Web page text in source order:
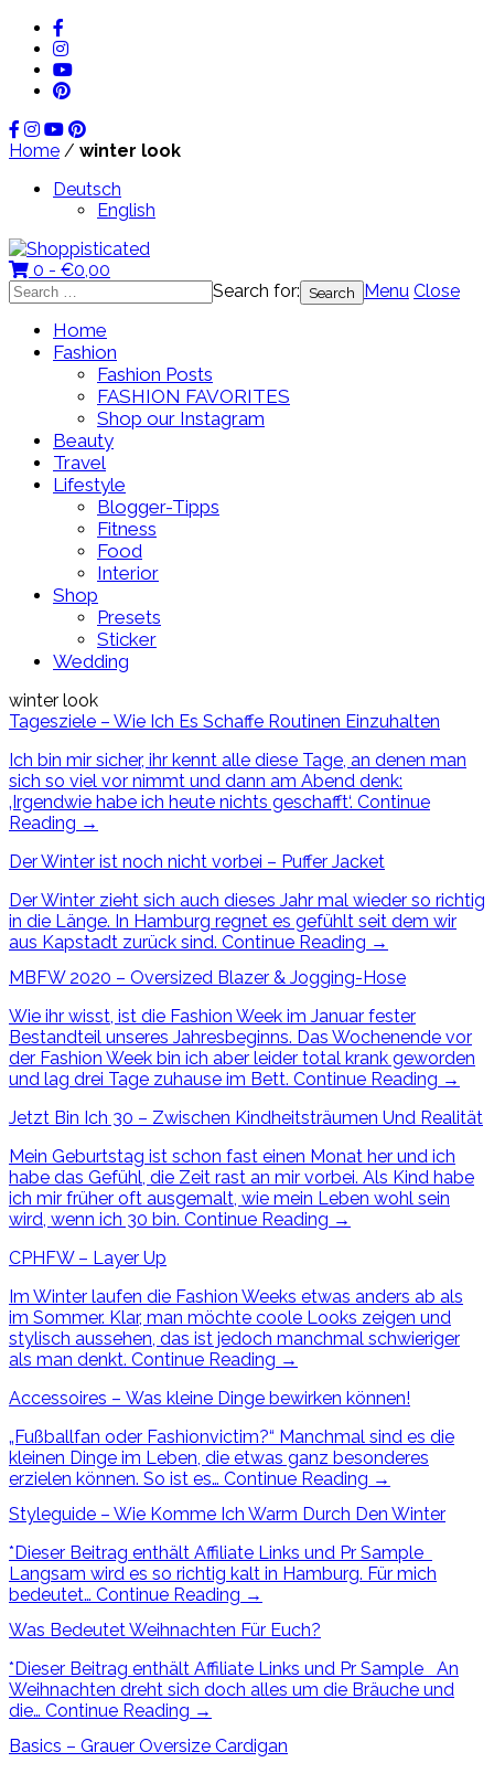
Home / winter look
Deutsch
English
0 - €0,00
Search for:
Menu Close
Home
Fashion
Fashion Posts
FASHION FAVORITES
Shop our Instagram
Beauty
Travel
Lifestyle
Blogger-Tipps
Fitness
Food
Interior
Shop
Presets
Sticker
Wedding
winter look
Tagesziele – Wie Ich Es Schaffe Routinen Einzuhalten
Ich bin mir sicher, ihr kennt alle diese Tage, an denen man
sich so viel vor nimmt und dann am Abend denk:
‚Irgendwie habe ich heute nichts geschafft‘. Continue
Reading →
Der Winter ist noch nicht vorbei – Puffer Jacket
Der Winter zieht sich auch dieses Jahr mal wieder so richtig
in die Länge. In Hamburg regnet es gefühlt seit dem wir
aus Kapstadt zurück sind. Continue Reading →
MBFW 2020 – Oversized Blazer & Jogging-Hose
Wie ihr wisst, ist die Fashion Week im Januar fester
Bestandteil unseres Jahresbeginns. Das Wochenende vor
der Fashion Week bin ich aber leider total krank geworden
und lag drei Tage zuhause im Bett. Continue Reading →
Jetzt Bin Ich 30 – Zwischen Kindheitsträumen Und Realität
Mein Geburtstag ist schon fast einen Monat her und ich
habe das Gefühl, die Zeit rast an mir vorbei. Als Kind habe
ich mir früher oft ausgemalt, wie mein Leben wohl sein
wird, wenn ich 30 bin. Continue Reading →
CPHFW – Layer Up
Im Winter laufen die Fashion Weeks etwas anders ab als
im Sommer. Klar, man möchte coole Looks zeigen und
stylisch aussehen, das ist jedoch manchmal schwieriger
als man denkt. Continue Reading →
Accessoires – Was kleine Dinge bewirken können!
„Fußballfan oder Fashionvictim?“ Manchmal sind es die
kleinen Dinge im Leben, die etwas ganz besonderes
erzielen können. So ist es… Continue Reading →
Styleguide – Wie Komme Ich Warm Durch Den Winter
*Dieser Beitrag enthält Affiliate Links und Pr Sample
Langsam wird es so richtig kalt in Hamburg. Für mich
bedeutet… Continue Reading →
Was Bedeutet Weihnachten Für Euch?
*Dieser Beitrag enthält Affiliate Links und Pr Sample An
Weihnachten dreht sich doch alles um die Bräuche und
die… Continue Reading →
Basics – Grauer Oversize Cardigan